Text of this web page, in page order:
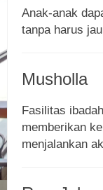
Anak-anak
tanpa harus
Musholla
Fasilitas
memberikan
menjalankan